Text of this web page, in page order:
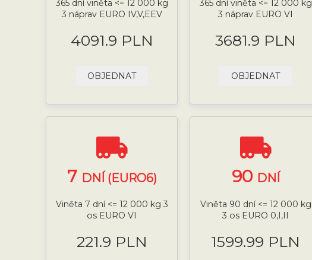
365 dní viněta <= 12 000 kg
3 náprav EURO IV,V,EEV
4091.9 PLN
OBJEDNAT
365 dní viněta <= 12 000 kg
3 náprav EURO VI
3681.9 PLN
OBJEDNAT
7 DNÍ (EURO6)
Viněta 7 dní <= 12 000 kg 3
os EURO VI
221.9 PLN
90 DNÍ
Viněta 90 dní <= 12 000 kg
3 os EURO 0,I,II
1599.99 PLN